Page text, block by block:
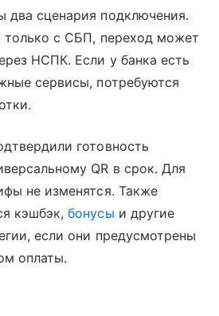
два сценария подключения.
только с СБП, переход может
НСПК. Если у банка есть
сервисы, потребуются
готовность
QR в срок. Для
не изменятся. Также
кэшбэк,бонусы и другие
если они предусмотрены
оплаты.